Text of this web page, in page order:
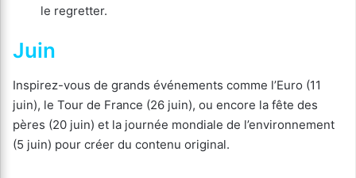
le regretter.
Juin
Inspirez-vous de grands événements comme l’Euro (11
juin), le Tour de France (26 juin), ou encore la fête des
pères (20 juin) et la journée mondiale de l’environnement
(5 juin) pour créer du contenu original.